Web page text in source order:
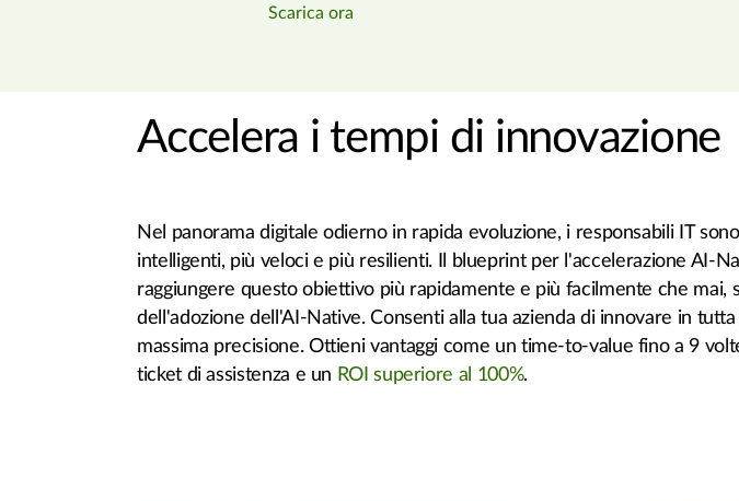
Scarica ora
Accelera i tempi di innovazione
Nel panorama digitale odierno in rapida evoluzione, i responsabili IT
intelligenti, più veloci e più resilienti. Il blueprint per l'accelerazione AI-
raggiungere questo obiettivo più rapidamente e più facilmente che mai,
dell'adozione dell'AI-Native. Consenti alla tua azienda di innovare in
massima precisione. Ottieni vantaggi come un time-to-value fino a 9
ticket di assistenza e un ROI superiore al 100%.